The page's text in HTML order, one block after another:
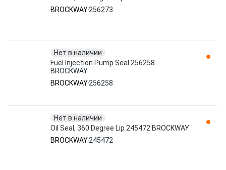
BROCKWAY256273
Нет в наличии
Fuel Injection Pump Seal 256258
BROCKWAY
BROCKWAY256258
Нет в наличии
Oil Seal, 360 Degree Lip 245472 BROCKWAY
BROCKWAY245472